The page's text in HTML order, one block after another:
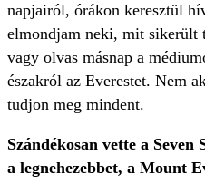
napjairól, órákon keresztül
elmondjam neki, mit sikerült
vagy olvas másnap a
északról az Everestet. Nem
tudjon meg mindent.
Szándékosan vette a
a legnehezebbet, a Mount